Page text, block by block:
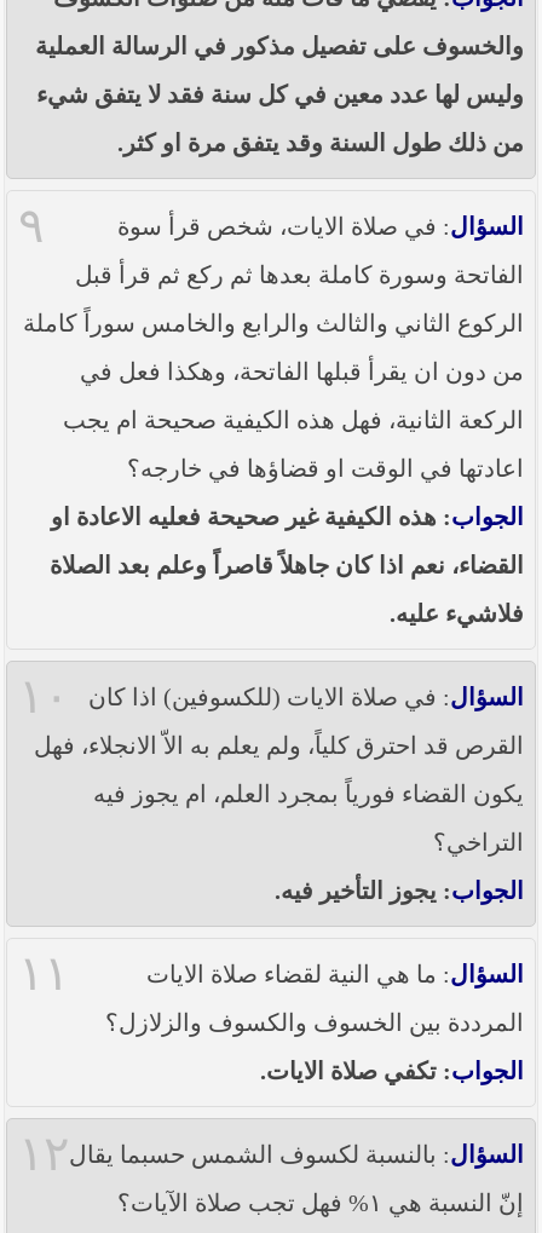
والخسوف على تفصيل مذكور في الرسالة العملية
وليس لها عدد معين في كل سنة فقد لا يتفق شيء
من ذلك طول السنة وقد يتفق مرة او كثر.
٩ السؤال: في صلاة الايات، شخص قرأ سوة
الفاتحة وسورة كاملة بعدها ثم ركع ثم قرأ قبل
الركوع الثاني والثالث والرابع والخامس سوراً كاملة
من دون ان يقرأ قبلها الفاتحة، وهكذا فعل في
الركعة الثانية، فهل هذه الكيفية صحيحة ام يجب
اعادتها في الوقت او قضاؤها في خارجه؟
الجواب: هذه الكيفية غير صحيحة فعليه الاعادة او
القضاء، نعم اذا كان جاهلاً قاصراً وعلم بعد الصلاة
فلاشيء عليه.
١٠ السؤال: في صلاة الايات (للكسوفين) اذا كان
القرص قد احترق كلياً، ولم يعلم به الاّ الانجلاء، فهل
يكون القضاء فورياً بمجرد العلم، ام يجوز فيه
التراخي؟
الجواب: يجوز التأخير فيه.
١١ السؤال: ما هي النية لقضاء صلاة الايات
المرددة بين الخسوف والكسوف والزلازل؟
الجواب: تكفي صلاة الايات.
١٢ السؤال: بالنسبة لكسوف الشمس حسبما يقال
إنّ النسبة هي ١% فهل تجب صلاة الآيات؟